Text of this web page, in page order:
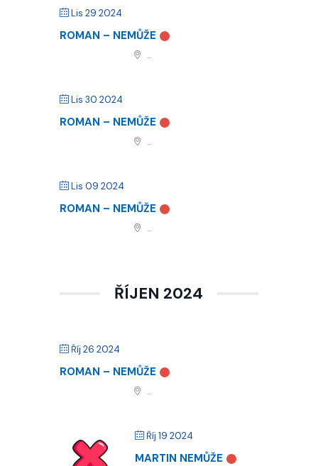
Lis 29 2024
ROMAN – NEMŮŽE
...
Lis 30 2024
ROMAN – NEMŮŽE
...
Lis 09 2024
ROMAN – NEMŮŽE
...
ŘÍJEN 2024
Říj 26 2024
ROMAN – NEMŮŽE
...
Říj 19 2024
MARTIN NEMŮŽE